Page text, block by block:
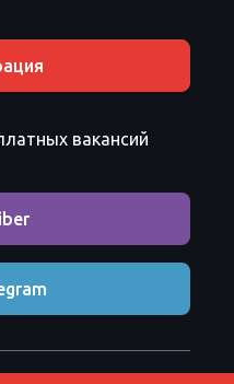
вакансий